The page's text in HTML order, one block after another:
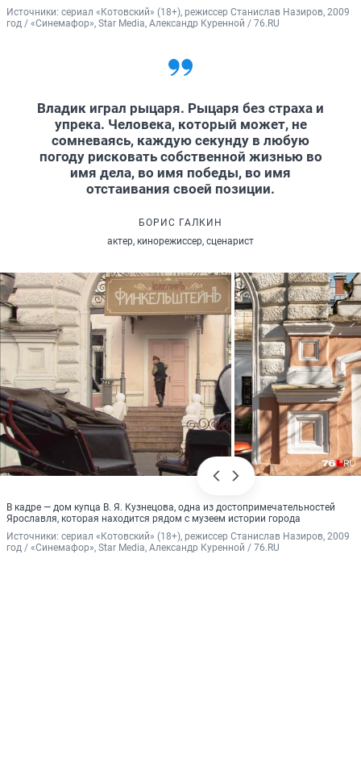
Источники: сериал «Котовский» (18+), режиссер Станислав Назиров, 2009
год / «Синемафор», Star Media, Александр Куренной / 76.RU
Владик играл рыцаря. Рыцаря без страха и
упрека. Человека, который может, не
сомневаясь, каждую секунду в любую
погоду рисковать собственной жизнью во
имя дела, во имя победы, во имя
отстаивания своей позиции.
БОРИС ГАЛКИН
актер, кинорежиссер, сценарист
В кадре — дом купца В. Я. Кузнецова, одна из достопримечательностей
Ярославля, которая находится рядом с музеем истории города
Источники: сериал «Котовский» (18+), режиссер Станислав Назиров, 2009
год / «Синемафор», Star Media, Александр Куренной / 76.RU